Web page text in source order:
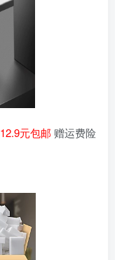
12.9元包邮 赠运费险